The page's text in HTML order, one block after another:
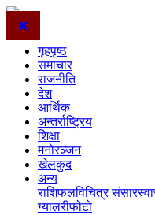
गृहपृष्ठ
समाचार
राजनीति
देश
आर्थिक
अन्तर्राष्ट्रिय
शिक्षा
मनोरञ्जन
खेलकुद
अन्य
राशिफलविचित्र संसार
ग्यालरीफोटो